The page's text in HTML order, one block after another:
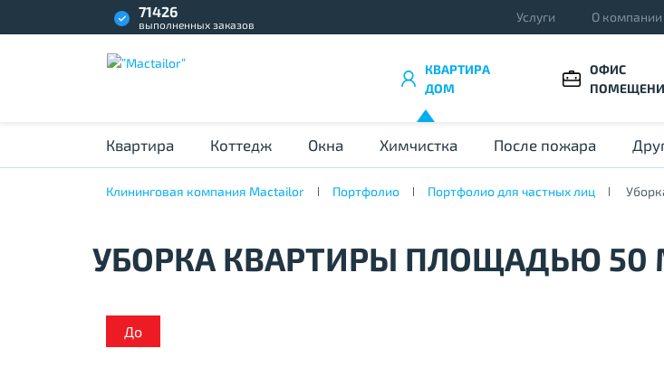
71426
выполненных заказов Услуги О компании
КВАРТИРА
ДОМ
ОФИС
Квартира Коттедж Окна Химчистка После пожара
Клининговая компания Mactailor Портфолио Портфолио для частных лиц
УБОРКА КВАРТИРЫ ПЛОЩАДЬЮ 50